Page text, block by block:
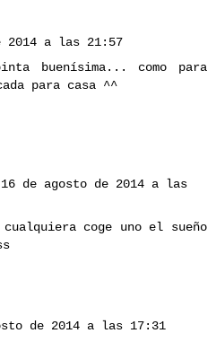
a las 21:57
buenísima... como para
para casa ^^
16 de agosto de 2014 a las
coge uno el sueño
de 2014 a las 17:31